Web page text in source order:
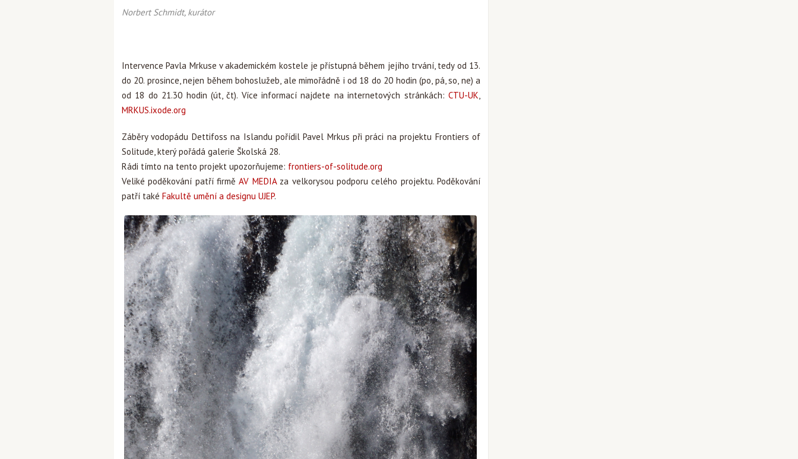
Norbert Schmidt, kurátor
Intervence Pavla Mrkuse v akademickém kostele je přístupná během jejího trvání, tedy od 13.
do 20. prosince, nejen během bohoslužeb, ale mimořádně i od 18 do 20 hodin (po, pá, so, ne) a
od 18 do 21.30 hodin (út, čt). Více informací najdete na internetových stránkách: CTU-UK,
MRKUS.ixode.org
Záběry vodopádu Dettifoss na Islandu pořídil Pavel Mrkus při práci na projektu Frontiers of
Solitude, který pořádá galerie Školská 28.
Rádi tímto na tento projekt upozorňujeme: frontiers-of-solitude.org
Veliké poděkování patří firměAV MEDIAza velkorysou podporu celého projektu. Poděkování
patří také Fakultě umění a designu UJEP.